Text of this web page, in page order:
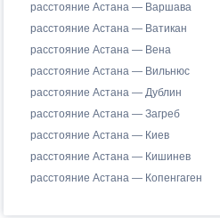
расстояние Астана — Варшава
расстояние Астана — Ватикан
расстояние Астана — Вена
расстояние Астана — Вильнюс
расстояние Астана — Дублин
расстояние Астана — Загреб
расстояние Астана — Киев
расстояние Астана — Кишинев
расстояние Астана — Копенгаген